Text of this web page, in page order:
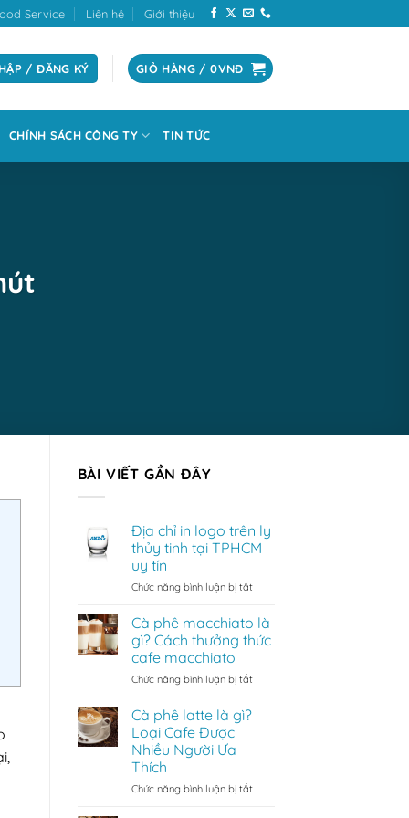
Service Liên hệ Giới thiệu
/ ĐĂNG KÝ GIỎ HÀNG /0VNĐ
CHÍNH SÁCH CÔNG TY TIN TỨC
BÀI VIẾT GẦN ĐÂY
Địa chỉ in logo trên ly
thủy tinh tại TPHCM
uy tín
Chức năng bình luận bị tắtở
chỉ
in
logo
ly
tinh
Cà phê macchiato là
gì? Cách thưởng thức
cafe macchiato
Chức năng bình luận bị tắtở
thưởng
Cà phê latte là gì?
Loại Cafe Được
Nhiều Người Ưa
Thích
Chức năng bình luận bị tắtở